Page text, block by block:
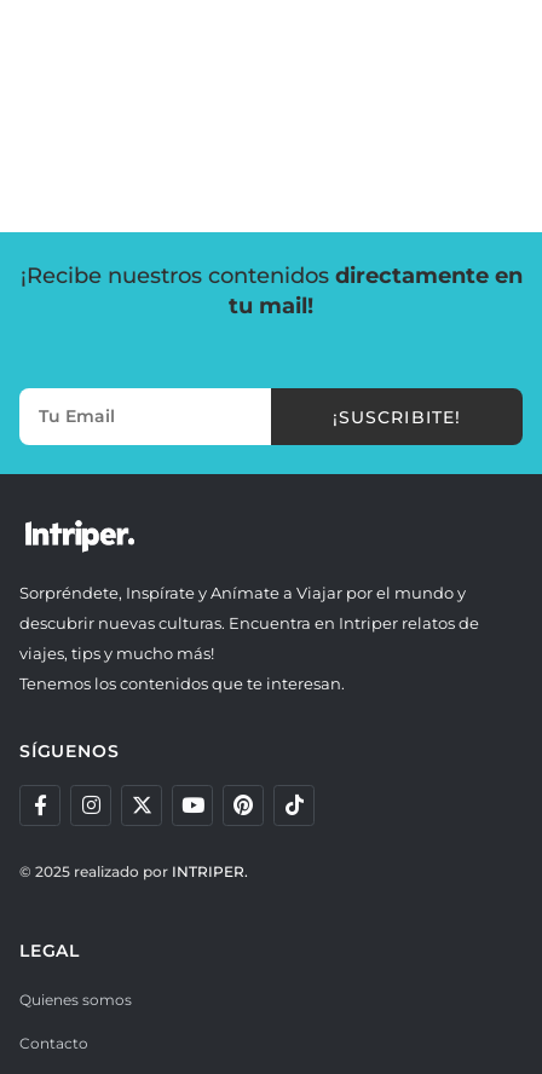
¡Recibe nuestros contenidos directamente en
tu mail!
¡SUSCRIBITE!
Sorpréndete, Inspírate y Anímate a Viajar por el mundo y
descubrir nuevas culturas. Encuentra en Intriper relatos de
viajes, tips y mucho más!
Tenemos los contenidos que te interesan.
SÍGUENOS
© 2025 realizado por INTRIPER.
LEGAL
Quienes somos
Contacto